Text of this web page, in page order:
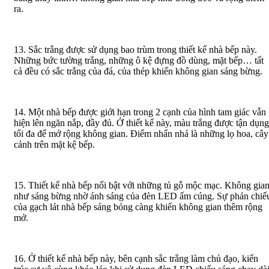
ra.
13. Sắc trắng được sử dụng bao trùm trong thiết kế nhà bếp này.
Những bức tường trắng, những ô kệ đựng đồ dùng, mặt bếp… tất
cả đều có sắc trắng của đá, của thép khiến không gian sáng bừng.
14. Một nhà bếp được giới hạn trong 2 cạnh của hình tam giác vẫn
hiện lên ngăn nắp, đầy đủ. Ở thiết kế này, màu trắng được tận dụng
tối đa để mở rộng không gian. Điểm nhấn nhá là những lọ hoa, cây
cảnh trên mặt kệ bếp.
15. Thiết kế nhà bếp nổi bật với những tủ gỗ mộc mạc. Không gian
như sáng bừng nhờ ánh sáng của đèn LED ấm cúng. Sự phản
của gạch lát nhà bếp sáng bóng càng khiến không gian thêm rộng
mở.
16. Ở thiết kế nhà bếp này, bên cạnh sắc trắng làm chủ đạo, kiến